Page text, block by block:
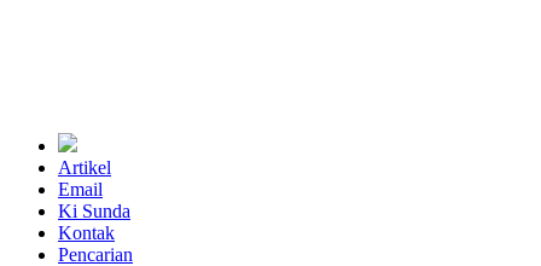
Artikel
Email
Ki Sunda
Kontak
Pencarian